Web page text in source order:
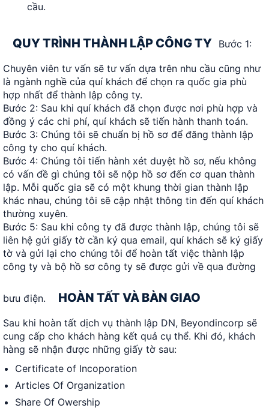
cầu.
QUY TRÌNH THÀNH LẬP CÔNG TY Bước 1:
Chuyên viên tư vấn sẽ tư vấn dựa trên nhu cầu cũng như
là ngành nghề của quí khách để chọn ra quốc gia phù
hợp nhất để thành lập công ty.
Bước 2: Sau khi quí khách đã chọn được nơi phù hợp và
đồng ý các chi phí, quí khách sẽ tiến hành thanh toán.
Bước 3: Chúng tôi sẽ chuẩn bị hồ sơ để đăng thành lập
công ty cho quí khách.
Bước 4: Chúng tôi tiến hành xét duyệt hồ sơ, nếu không
có vấn đề gì chúng tôi sẽ nộp hồ sơ đến cơ quan thành
lập. Mỗi quốc gia sẽ có một khung thời gian thành lập
khác nhau, chúng tôi sẽ cập nhật thông tin đến quí khách
thường xuyên.
Bước 5: Sau khi công ty đã được thành lập, chúng tôi sẽ
liên hệ gửi giấy tờ cần ký qua email, quí khách sẽ ký giấy
tờ và gửi lại cho chúng tôi để hoàn tất việc thành lập
công ty và bộ hồ sơ công ty sẽ được gửi về qua đường
bưu điện. HOÀN TẤT VÀ BÀN GIAO
Sau khi hoàn tất dịch vụ thành lập DN, Beyondincorp sẽ
cung cấp cho khách hàng kết quả cụ thể. Khi đó, khách
hàng sẽ nhận được những giấy tờ sau:
Certificate of Incoporation
Articles Of Organization
Share Of Owership